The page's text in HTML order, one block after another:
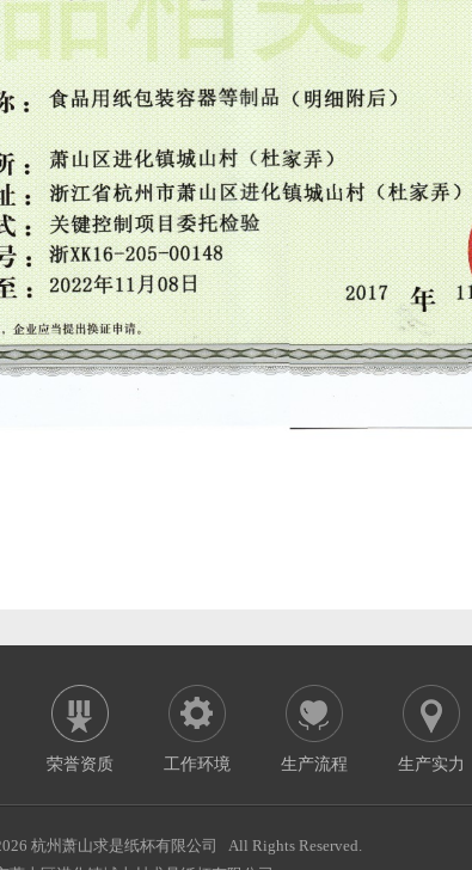
荣誉资质 工作环境 生产流程 生产实力
杭州萧山求是纸杯有限公司 All Rights Reserved.